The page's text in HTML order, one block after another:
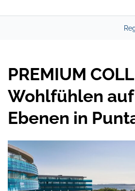
PREMIUM
Wohlfühlen
Ebenen in